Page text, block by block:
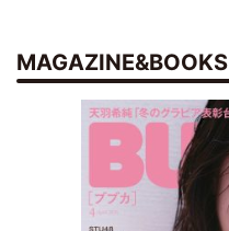
MAGAZINE&BOOKS